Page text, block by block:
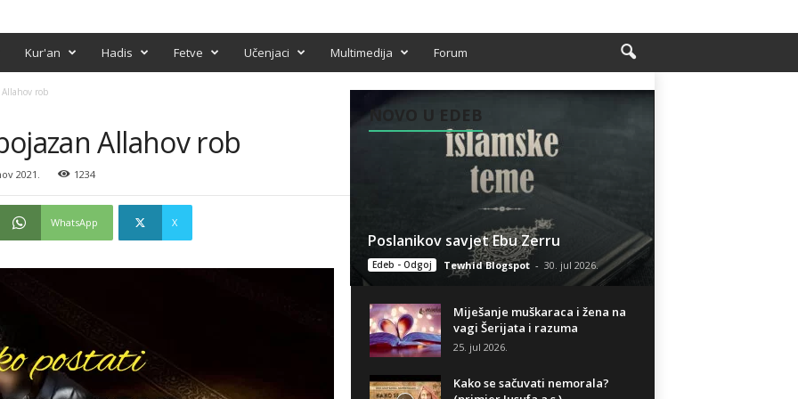
Kur'an Hadis Fetve Učenjaci Multimedija Forum
rob
Allahov rob
2021. 1234
WhatsApp X
NOVO U EDEB
Poslanikov savjet Ebu Zerru
Edeb - Odgoj Tewhid Blogspot - 30. jul 2026.
Miješanje muškaraca i žena na
vagi Šerijata i razuma
25. jul 2026.
Kako se sačuvati nemorala?